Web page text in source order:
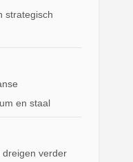
strategisch
en staal
dreigen verder